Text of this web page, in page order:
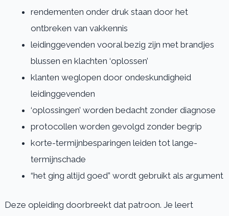
rendementen onder druk staan door het
ontbreken van vakkennis
leidinggevenden vooral bezig zijn met brandjes
blussen en klachten ‘oplossen’
klanten weglopen door ondeskundigheid
leidinggevenden
‘oplossingen’ worden bedacht zonder diagnose
protocollen worden gevolgd zonder begrip
korte-termijnbesparingen leiden tot lange-
termijnschade
“het ging altijd goed” wordt gebruikt als argument
Deze opleiding doorbreekt dat patroon. Je leert